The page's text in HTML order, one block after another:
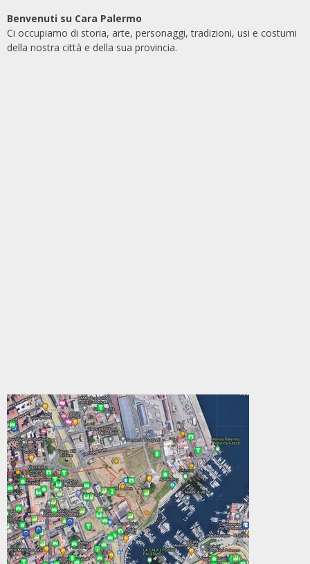
Benvenuti su Cara Palermo
Ci occupiamo di storia, arte, personaggi, tradizioni, usi e costumi
della nostra città e della sua provincia.